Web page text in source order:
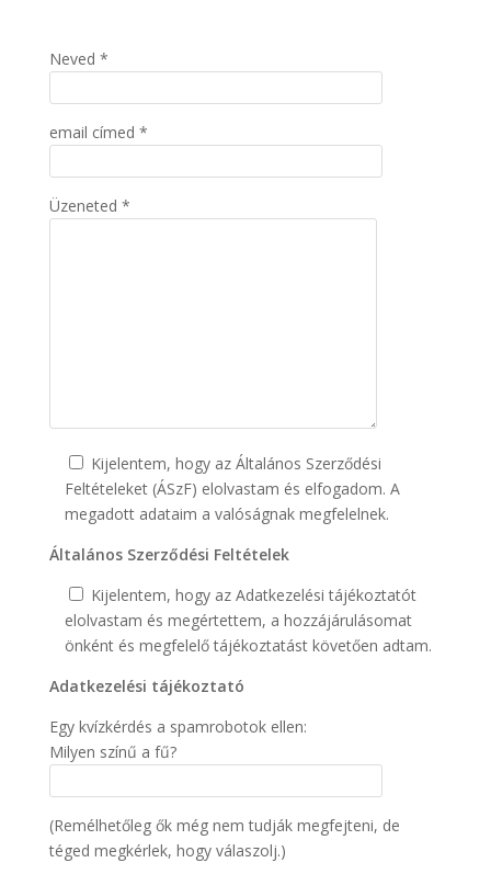
Neved *
email címed *
Üzeneted *
Kijelentem, hogy az Általános Szerződési
Feltételeket (ÁSzF) elolvastam és elfogadom. A
megadott adataim a valóságnak megfelelnek.
Általános Szerződési Feltételek
Kijelentem, hogy az Adatkezelési tájékoztatót
elolvastam és megértettem, a hozzájárulásomat
önként és megfelelő tájékoztatást követően adtam.
Adatkezelési tájékoztató
Egy kvízkérdés a spamrobotok ellen:
Milyen színű a fű?
(Remélhetőleg ők még nem tudják megfejteni, de
téged megkérlek, hogy válaszolj.)